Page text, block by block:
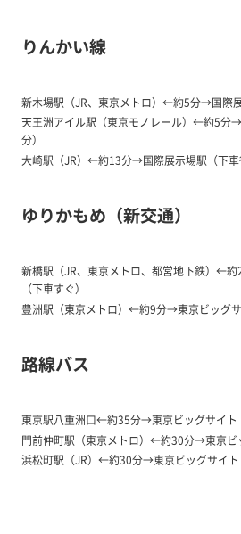
りんかい線
新木場駅（JR、東京メトロ）←約5分→国際展
天王洲アイル駅（東京モノレール）←約5分
分）
大崎駅（JR）←約13分→国際展示場駅（下車
ゆりかもめ（新交通）
新橋駅（JR、東京メトロ、都営地下鉄）←
（下車すぐ）
豊洲駅（東京メトロ）←約9分→東京ビッグサ
路線バス
東京駅八重洲口←約35分→東京ビッグサイト
門前仲町駅（東京メトロ）←約30分→東京ビ
浜松町駅（JR）←約30分→東京ビッグサイト